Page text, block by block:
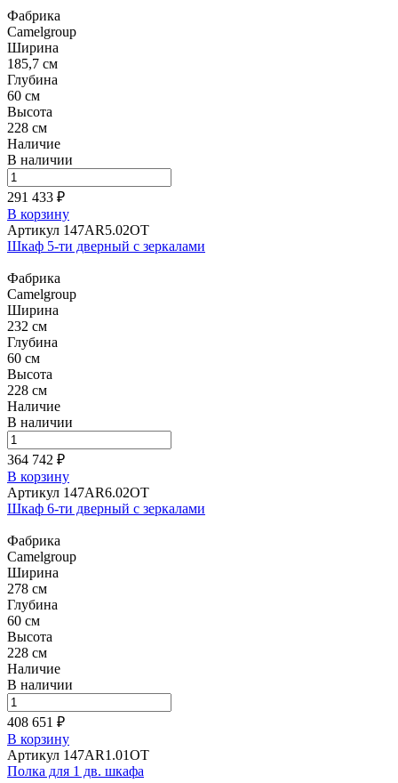
Фабрика
Camelgroup
Ширина
185,7 см
Глубина
60 см
Высота
228 см
Наличие
В наличии
291 433 ₽
В корзину
Артикул 147AR5.02OT
Шкаф 5-ти дверный с зеркалами
Фабрика
Camelgroup
Ширина
232 см
Глубина
60 см
Высота
228 см
Наличие
В наличии
364 742 ₽
В корзину
Артикул 147AR6.02OT
Шкаф 6-ти дверный с зеркалами
Фабрика
Camelgroup
Ширина
278 см
Глубина
60 см
Высота
228 см
Наличие
В наличии
408 651 ₽
В корзину
Артикул 147AR1.01OT
Полка для 1 дв. шкафа